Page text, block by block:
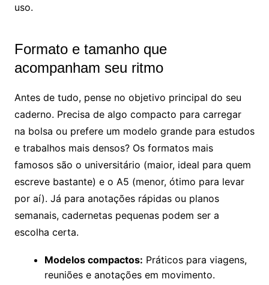
uso.
Formato e tamanho que
acompanham seu ritmo
Antes de tudo, pense no objetivo principal do seu
caderno. Precisa de algo compacto para carregar
na bolsa ou prefere um modelo grande para estudos
e trabalhos mais densos? Os formatos mais
famosos são o universitário (maior, ideal para quem
escreve bastante) e o A5 (menor, ótimo para levar
por aí). Já para anotações rápidas ou planos
semanais, cadernetas pequenas podem ser a
escolha certa.
Modelos compactos: Práticos para viagens,
reuniões e anotações em movimento.